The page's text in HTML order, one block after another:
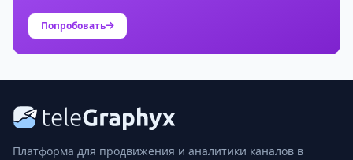
Попробовать
Платформа для продвижения и аналитики каналов в